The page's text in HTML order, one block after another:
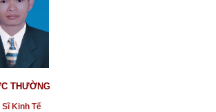
THƯỜNG
Sĩ Kinh Tế